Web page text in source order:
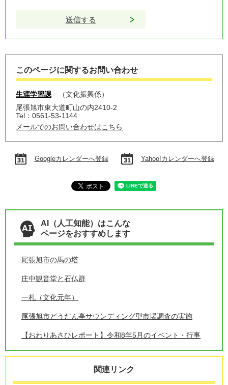
このページに関するお問い合わせ
生涯学習課
文化振興係
尾張旭市東大道町山の内2410-2
Tel：0561-53-1144
メールでのお問い合わせはこちら
Googleカレンダーへ登録 Yahoo!カレンダーへ登録
AI（人工知能）はこんな
ページをおすすめします
尾張旭市の馬の塔
庄中観音堂と石仏群
一札（文化元年）
尾張旭市どうだん亭サウンディング型市場調査の実施
【おわりあさひレポート】令和8年5月のイベント・行事
関連リンク